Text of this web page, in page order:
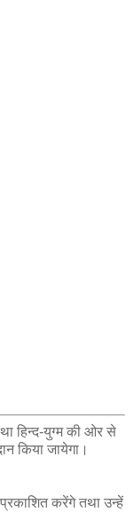
हिन्द-युग्म की ओर से
किया जायेगा।
करेंगे तथा उन्हें